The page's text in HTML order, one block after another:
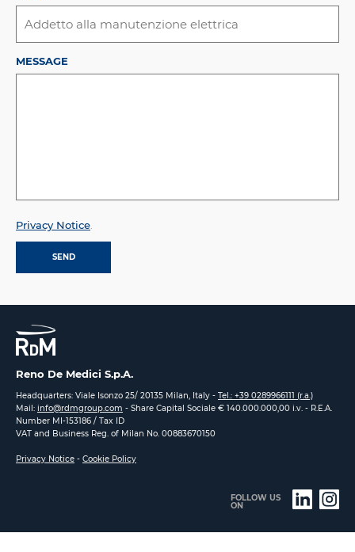
MESSAGE
Privacy Notice
Reno De Medici S.p.A.
Headquarters: Viale Isonzo 25/ 20135 Milan, Italy - Tel.: +39 0289966111 (r.a.)
Mail: info@rdmgroup.com - Share Capital Sociale € 140.000.000,00 i.v. - R.E.A.
Number MI-153186 / Tax ID
VAT and Business Reg. of Milan No. 00883670150
Privacy Notice - Cookie Policy
FOLLOW US
ON